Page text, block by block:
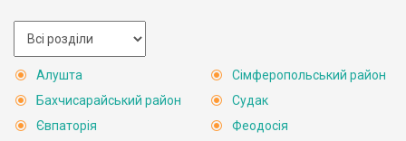
Алушта
Бахчисарайський район
Євпаторія
Сімферопольський район
Судак
Феодосія